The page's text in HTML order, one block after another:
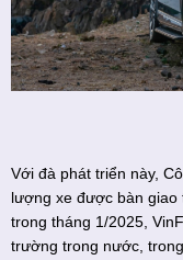
Với đà phát triển này,
lượng xe được bàn giao
trong tháng 1/2025,
trường trong nước,